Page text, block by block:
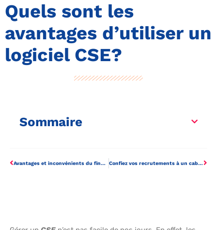
Quels sont les
avantages d’utiliser un
logiciel CSE?
Sommaire
Avantages et inconvénients du financement par actions Confiez vos recrutements à un cabinet d’experts pour trouver les meilleurs talents